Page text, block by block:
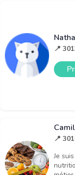
📍
📍
Je